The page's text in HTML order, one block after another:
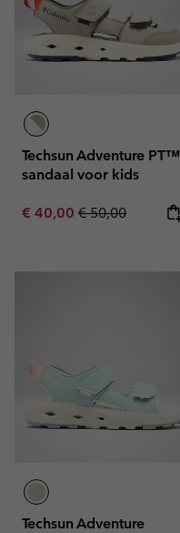
Techsun Adventure PT™
sandaal voor kids
Sale price:
€ 40,00 Regular price:
€ 50,00
Techsun Adventure